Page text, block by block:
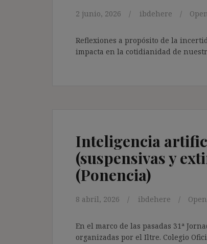
2 junio, 2026 ibdehere Open
Reflexiones a propósito de la
impacta en la cotidianidad de
Inteligencia
(suspensivas y
(Ponencia)
8 abril, 2026 ibdehere Open
En el marco de las pasadas 31ª
organizadas por el Iltre. Colegio